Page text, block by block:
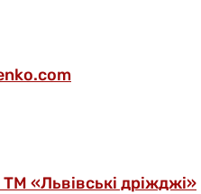
«Львівські дріжджі»